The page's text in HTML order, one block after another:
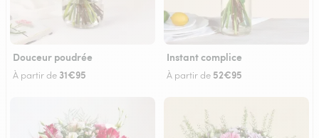
Douceur poudrée
À partir de 31€95
Instant complice
À partir de 52€95